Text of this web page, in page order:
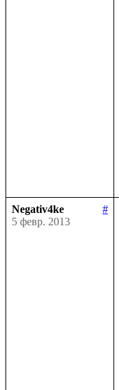
Negativ4ke
#
5 февр. 2013